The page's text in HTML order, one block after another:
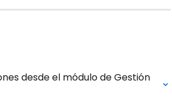
desde el módulo de Gestión